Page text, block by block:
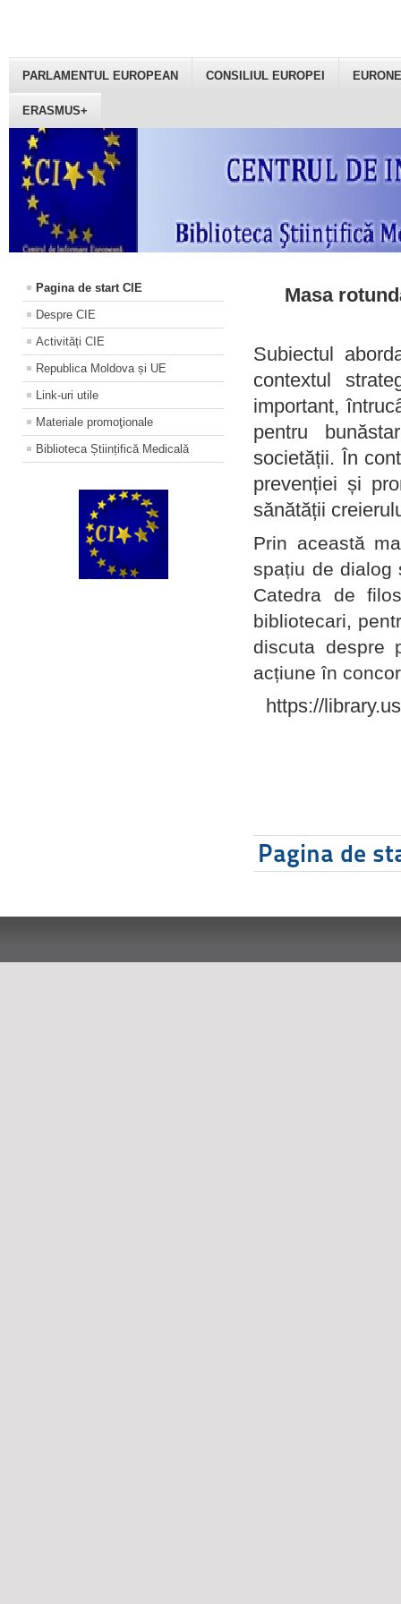
PARLAMENTUL EUROPEAN CONSILIUL EUROPEI
ERASMUS+
Pagina de start CIE
Despre CIE
Activități CIE
Republica Moldova și UE
Link-uri utile
Materiale promoţionale
Biblioteca Științifică Medicală
Masa
Subiectul
contextul
important,
pentru
societății. În
prevenției și
sănătății
Prin această
spațiu de dialog
Catedra de
bibliotecari,
discuta despre
acțiune în
https://
Pagina de